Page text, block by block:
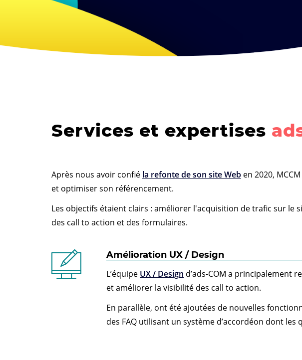
Services et expertises
Après nous avoir confié la refonte de son site Web en 2020,
et optimiser son référencement.
Les objectifs étaient clairs : améliorer l'acquisition de trafic sur
des call to action et des formulaires.
Amélioration UX / Design
L’équipe UX / Design d’ads-COM a principalement
et améliorer la visibilité des call to action.
En parallèle, ont été ajoutées de nouvelles
des FAQ utilisant un système d’accordéon dont